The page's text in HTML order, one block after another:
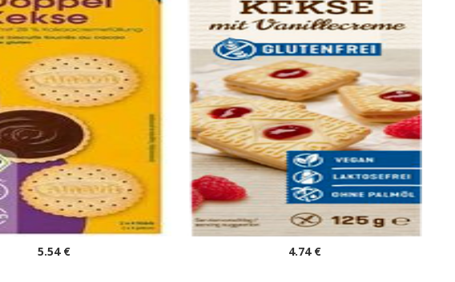
BISCUITS fourrés au
vegan sans allergènes
: 125 grammes
10/2026) BIO. Sans les 14
allergènes majeurs
5.54 €
9 Biscuits aux framboises et
crème vanille vegan sans
allergènes Hammermülhe : 125
grammes
(dluo 02/03/2027) Sans les 14 allergènes
majeurs.
4.74 €